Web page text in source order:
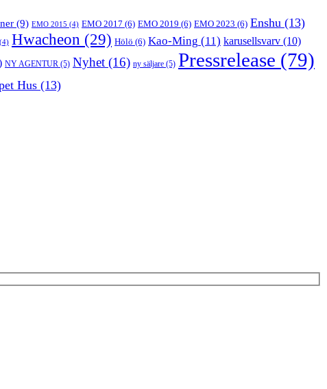
(9) EMO 2015 (4) EMO 2017 (6) EMO 2019 (6) EMO 2023 (6) Enshu (13)
(4) Hwacheon (29) Hölö (6) Kao-Ming (11) karusellsvarv (10)
NY AGENTUR (5) Nyhet (16) ny säljare (5) Pressrelease (79)
Hus (13)